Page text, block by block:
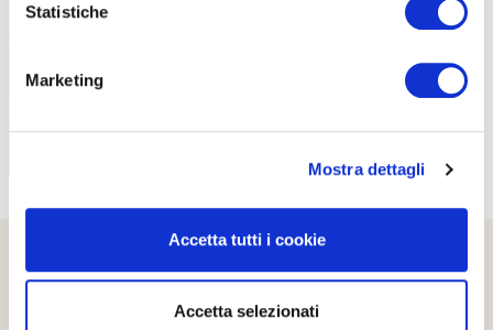
Statistiche
Marketing
Mostra dettagli
Accetta tutti i cookie
Accetta selezionati